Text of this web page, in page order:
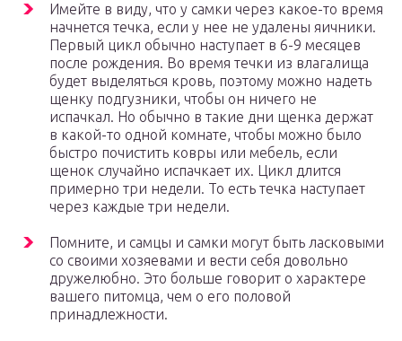
Имейте в виду, что у самки через какое-то время
начнется течка, если у нее не удалены яичники.
Первый цикл обычно наступает в 6-9 месяцев
после рождения. Во время течки из влагалища
будет выделяться кровь, поэтому можно надеть
щенку подгузники, чтобы он ничего не
испачкал. Но обычно в такие дни щенка держат
в какой-то одной комнате, чтобы можно было
быстро почистить ковры или мебель, если
щенок случайно испачкает их. Цикл длится
примерно три недели. То есть течка наступает
через каждые три недели.
Помните, и самцы и самки могут быть ласковыми
со своими хозяевами и вести себя довольно
дружелюбно. Это больше говорит о характере
вашего питомца, чем о его половой
принадлежности.